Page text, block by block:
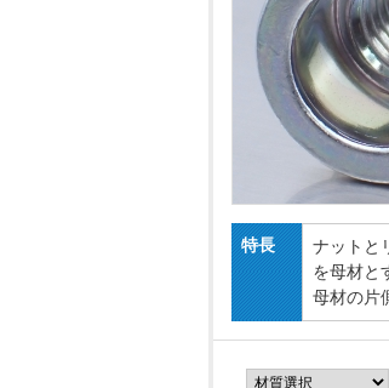
特長
ナットと
を母材と
母材の片